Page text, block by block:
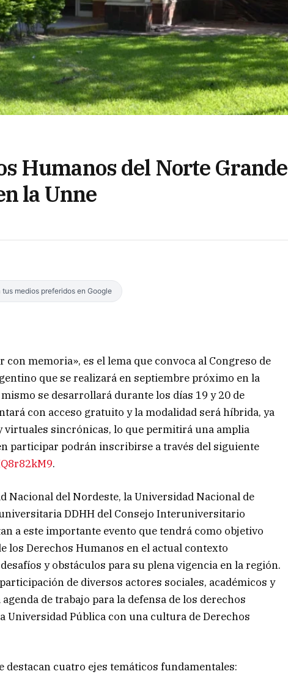
Humanos del Norte Grande
la Unne
medios preferidos en Google
memoria», es el lema que convoca al Congreso de
que se realizará en septiembre próximo en la
se desarrollará durante los días 19 y 20 de
con acceso gratuito y la modalidad será híbrida, ya
virtuales sincrónicas, lo que permitirá una amplia
participar podrán inscribirse a través del siguiente
.
Nacional del Nordeste, la Universidad Nacional de
DDHH del Consejo Interuniversitario
a este importante evento que tendrá como objetivo
los Derechos Humanos en el actual contexto
y obstáculos para su plena vigencia en la región.
de diversos actores sociales, académicos y
de trabajo para la defensa de los derechos
Pública con una cultura de Derechos
destacan cuatro ejes temáticos fundamentales: